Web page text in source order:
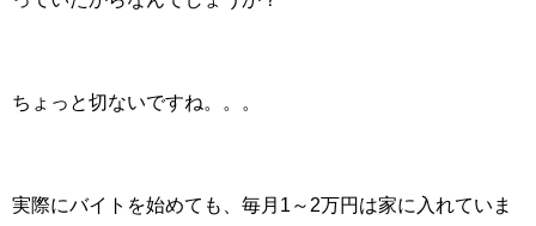
ちょっと切ないですね。。。
実際にバイトを始めても、毎月1～2万円は家に入れていま